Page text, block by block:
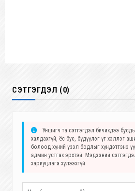
СЭТГЭГДЭЛ (0)
Уншигч та сэтгэгдэл бичихдээ
халдахгүй, ёс бус, бүдүүлэг үг хэллэг
болоод хүний үзэл бодлыг хүндэтгэнэ
админ устгах эрхтэй. Мэдээний
хариуцлага хүлээхгүй.